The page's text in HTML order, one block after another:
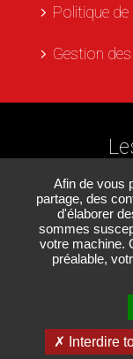
Afin de vous
partage, des
d'élaborer
sommes
votre machine.
préalable,
Interdire
Politique
Gestion
Le